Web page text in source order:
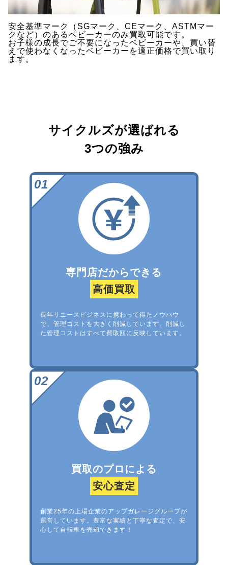
安全基準マーク（SGマーク、CEマーク、ASTMマー
クなど）のあるベビーカーのみ買取可能です。
お子様の成長でご不要になったベビーカーや、買い替
えで使わなくなったベビーカーを適正価格で買い取り
ます。
サイクルズが選ばれる
3つの強み
専門店だからできる
高価買取
長年リユースビジネスに携わって得たノウハウ
で、管理コストを大きく削減しています。削減し
た管理コストはすべて買取額に反映しています。
買取のプロによる
安心査定
創業25年の上場企業のアップガレージグループが
運営しています。豊富な実績と丁寧な査定で、安
心して自転車を売却できます！